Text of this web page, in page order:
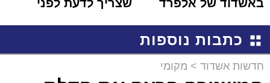
באשדוד של אלפרד
שצריך לדעת לפני
באשדוד
כתבות נוספות
חדשות אשדוד > מקומי